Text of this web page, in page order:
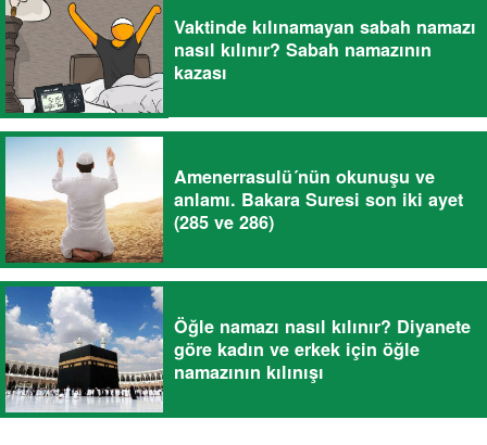
Vaktinde kılınamayan sabah namazı
nasıl kılınır? Sabah namazının
kazası
Amenerrasulü´nün okunuşu ve
anlamı. Bakara Suresi son iki ayet
(285 ve 286)
Öğle namazı nasıl kılınır? Diyanete
göre kadın ve erkek için öğle
namazının kılınışı